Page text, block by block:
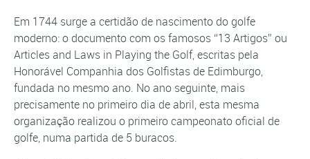
Em 1744 surge a certidão de nascimento do golfe
moderno: o documento com os famosos “13 Artigos” ou
Articles and Laws in Playing the Golf, escritas pela
Honorável Companhia dos Golfistas de Edimburgo,
fundada no mesmo ano. No ano seguinte, mais
precisamente no primeiro dia de abril, esta mesma
organização realizou o primeiro campeonato oficial de
golfe, numa partida de 5 buracos.